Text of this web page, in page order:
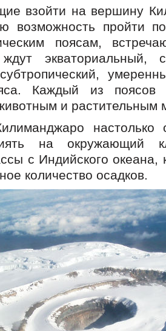
взойти на вершину
возможность пройти
поясам,
экваториальный,
Каждый из поясов
и растительным
настолько
на окружающий
с Индийского океана,
количество осадков.